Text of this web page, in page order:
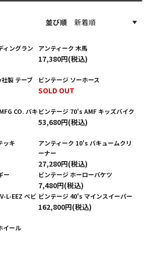
並び順
ィングラン
アンティーク 木馬
17,380円(税込)
製 テーブ
ビンテージ ソーホース
SOLD OUT
CO. バキ ビンテージ 70's AMF キッズバイク
53,680円(税込)
ッキ
アンティーク 10's バキュームクリ
ーナー
27,280円(税込)
ー ビンテージ ホーローバケツ
7,480円(税込)
L-EEZ ベビ ビンテージ 40's マインスイーパー
162,800円(税込)
イール